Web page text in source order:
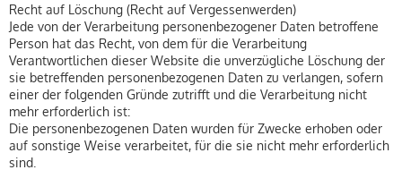
Recht auf Löschung (Recht auf Vergessenwerden)
Jede von der Verarbeitung personenbezogener Daten betroffene
Person hat das Recht, von dem für die Verarbeitung
Verantwortlichen dieser Website die unverzügliche Löschung der
sie betreffenden personenbezogenen Daten zu verlangen, sofern
einer der folgenden Gründe zutrifft und die Verarbeitung nicht
mehr erforderlich ist:
Die personenbezogenen Daten wurden für Zwecke erhoben oder
auf sonstige Weise verarbeitet, für die sie nicht mehr erforderlich
sind.